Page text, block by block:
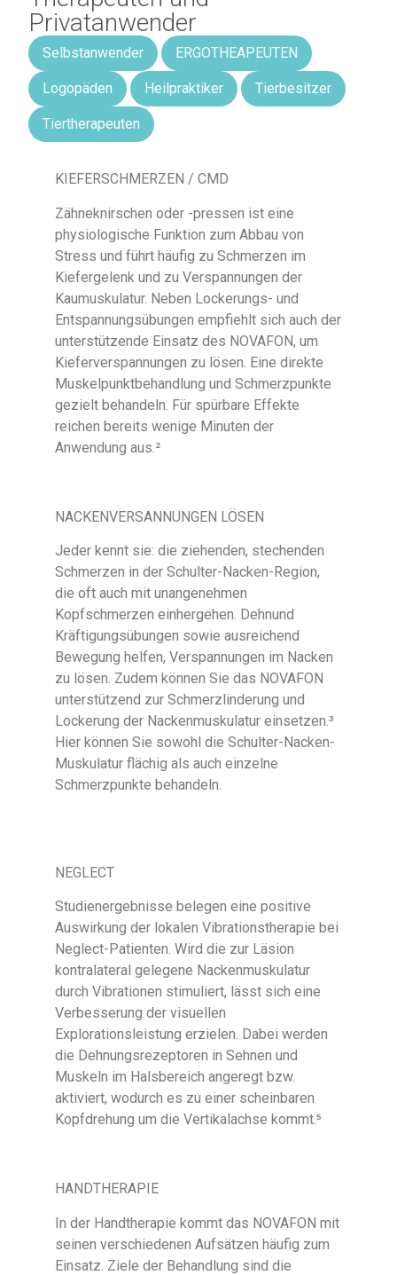
Privatanwender
Selbstanwender ERGOTHEAPEUTEN
Logopäden Heilpraktiker Tierbesitzer
Tiertherapeuten
KIEFERSCHMERZEN / CMD
Zähneknirschen oder -pressen ist eine
physiologische Funktion zum Abbau von
Stress und führt häufig zu Schmerzen im
Kiefergelenk und zu Verspannungen der
Kaumuskulatur. Neben Lockerungs- und
Entspannungsübungen empfiehlt sich auch der
unterstützende Einsatz des NOVAFON, um
Kieferverspannungen zu lösen. Eine direkte
Muskelpunktbehandlung und Schmerzpunkte
gezielt behandeln. Für spürbare Effekte
reichen bereits wenige Minuten der
Anwendung aus.²
NACKENVERSANNUNGEN LÖSEN
Jeder kennt sie: die ziehenden, stechenden
Schmerzen in der Schulter-Nacken-Region,
die oft auch mit unangenehmen
Kopfschmerzen einhergehen. Dehnund
Kräftigungsübungen sowie ausreichend
Bewegung helfen, Verspannungen im Nacken
zu lösen. Zudem können Sie das NOVAFON
unterstützend zur Schmerzlinderung und
Lockerung der Nackenmuskulatur einsetzen.³
Hier können Sie sowohl die Schulter-Nacken-
Muskulatur flächig als auch einzelne
Schmerzpunkte behandeln.
NEGLECT
Studienergebnisse belegen eine positive
Auswirkung der lokalen Vibrationstherapie bei
Neglect-Patienten. Wird die zur Läsion
kontralateral gelegene Nackenmuskulatur
durch Vibrationen stimuliert, lässt sich eine
Verbesserung der visuellen
Explorationsleistung erzielen. Dabei werden
die Dehnungsrezeptoren in Sehnen und
Muskeln im Halsbereich angeregt bzw.
aktiviert, wodurch es zu einer scheinbaren
Kopfdrehung um die Vertikalachse kommt.⁵
HANDTHERAPIE
In der Handtherapie kommt das NOVAFON mit
seinen verschiedenen Aufsätzen häufig zum
Einsatz. Ziele der Behandlung sind die